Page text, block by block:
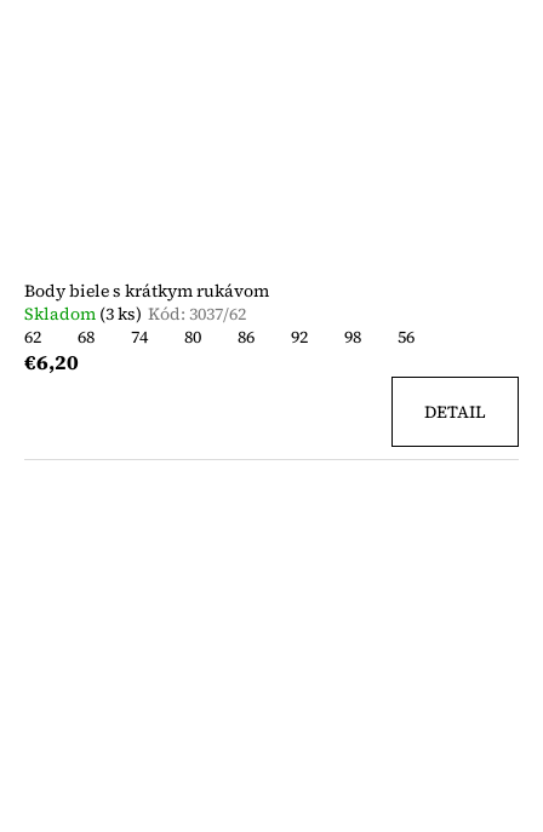
Body biele s krátkym rukávom
Skladom (3 ks) Kód: 3037/62
62
68 74 80 86 92 98 56
€6,20
DETAIL